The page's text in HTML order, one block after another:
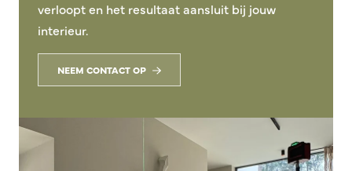
verloopt en het resultaat aansluit bij jouw
interieur.
NEEM CONTACT OP